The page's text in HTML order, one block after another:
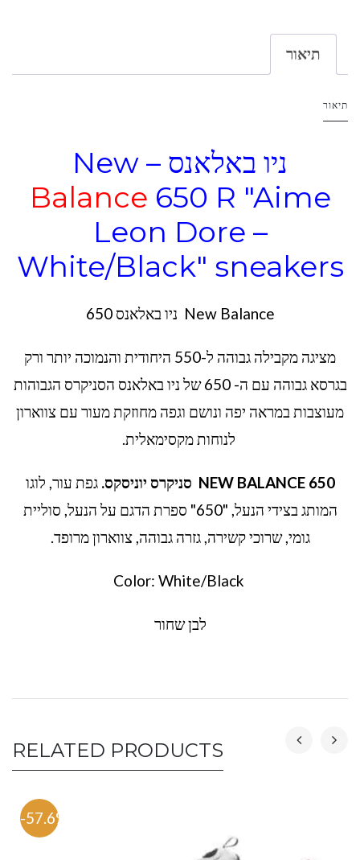
תיאור
תיאור
ניו באלאנס – New
Balance 650 R "Aime
Leon Dore –
White/Black" sneakers
New Balance ניו באלאנס 650
מציגה מקבילה גבוהה ל-550 היחודית והנמוכה יותר ורק
בגרסא גבוהה עם ה- 650 של ניו באלאנס הסניקרס הגבוהות
מעוצבות במראה יפה ונושם וגפה מחוזקת מעור עם צווארון
לנוחות מקסימאלית.
NEW BALANCE 650 סניקרס יוניסקס. גפת עור, לוגו
המותג בצידי הנעל, "650" ספרת הדגם על הנעל, סוליית
גומי, שרוכי קשירה, גזרה גבוהה, צווארון מרופד.
לבן שחור
RELATED PRODUCTS
-57.6%